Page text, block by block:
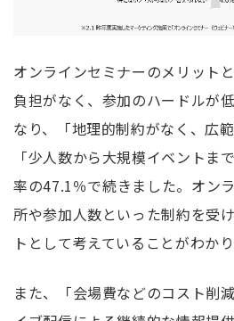
オンラインセミナーのメリット
負担がなく、参加のハードルが
なり、「地理的制約がなく、広
「少人数から大規模イベントま
率の47.1％で続きました。オン
所や参加人数といった制約を受
トとして考えていることがわかり
また、「会場費などのコスト削減